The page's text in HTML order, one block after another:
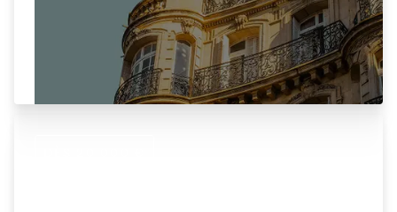
Co-investissez sur des opérations immobilières
et opérationnelles sourcées par nos équipes.